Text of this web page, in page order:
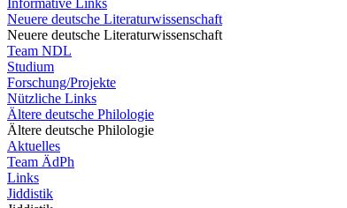
Informative Links
Neuere deutsche Literaturwissenschaft
Neuere deutsche Literaturwissenschaft
Team NDL
Studium
Forschung/Projekte
Nützliche Links
Ältere deutsche Philologie
Ältere deutsche Philologie
Aktuelles
Team ÄdPh
Links
Jiddistik